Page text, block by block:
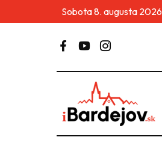
Sobota 8. augusta 2026